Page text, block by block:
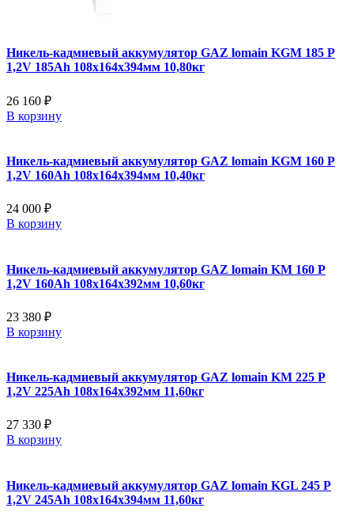
Никель-кадмиевый аккумулятор GAZ lomain KGM 185 P
1,2V 185Ah 108x164x394мм 10,80кг
26 160 ₽
В корзину
Никель-кадмиевый аккумулятор GAZ lomain KGM 160 P
1,2V 160Ah 108x164x394мм 10,40кг
24 000 ₽
В корзину
Никель-кадмиевый аккумулятор GAZ lomain KM 160 P
1,2V 160Ah 108x164x392мм 10,60кг
23 380 ₽
В корзину
Никель-кадмиевый аккумулятор GAZ lomain KM 225 P
1,2V 225Ah 108x164x392мм 11,60кг
27 330 ₽
В корзину
Никель-кадмиевый аккумулятор GAZ lomain KGL 245 P
1,2V 245Ah 108x164x394мм 11,60кг